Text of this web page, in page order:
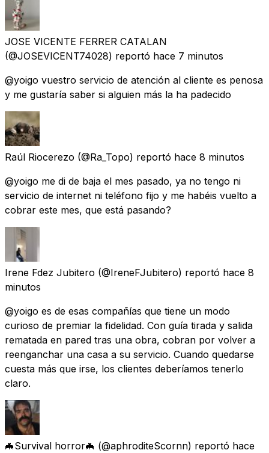
JOSE VICENTE FERRER CATALAN
(@JOSEVICENT74028) reportó hace 7 minutos
@yoigo vuestro servicio de atención al cliente es penosa
y me gustaría saber si alguien más la ha padecido
Raúl Riocerezo (@Ra_Topo) reportó hace 8 minutos
@yoigo me di de baja el mes pasado, ya no tengo ni
servicio de internet ni teléfono fijo y me habéis vuelto a
cobrar este mes, que está pasando?
Irene Fdez Jubitero (@IreneFJubitero) reportó hace 8
minutos
@yoigo es de esas compañías que tiene un modo
curioso de premiar la fidelidad. Con guía tirada y salida
rematada en pared tras una obra, cobran por volver a
reenganchar una casa a su servicio. Cuando quedarse
cuesta más que irse, los clientes deberíamos tenerlo
claro.
🦇Survival horror🦇 (@aphroditeScornn) reportó hace